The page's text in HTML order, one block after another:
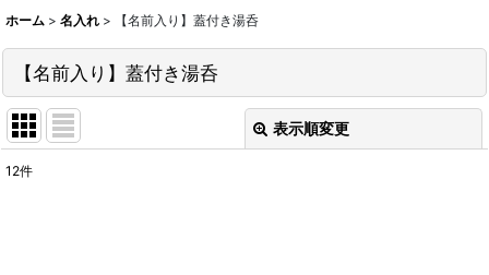
ホーム > 名入れ > 【名前入り】蓋付き湯呑
【名前入り】蓋付き湯呑
表示順変更
12件